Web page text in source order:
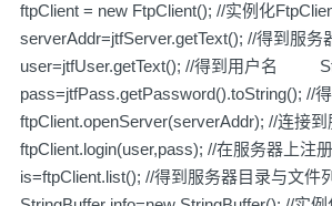
ftpClient = new FtpClient(); //实例化
serverAddr=jtfServer.getText(); //得到
user=jtfUser.getText(); //得到用户名
ftpClient.openServer(serverAddr); //连
ftpClient.login(user,pass); //在服务器上
is=ftpClient.list(); //得到服务器目录与